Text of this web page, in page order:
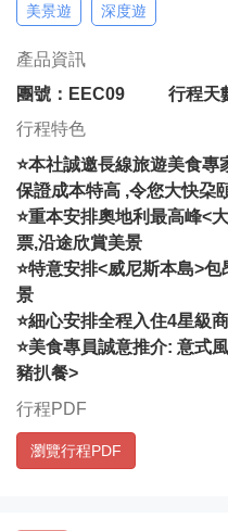
美景遊 深度遊
產品資訊
團號：EEC09
行程天
行程特色
⭐本社誠邀長線旅遊美食
保證成本特高 ,令您大快朶
⭐重本安排奧地利最高峰<
票,沿途欣賞美景
⭐特意安排<威尼斯本島>
景
⭐細心安排全程入住4星級
⭐美食專員誠意推介: 意式
豬扒餐>
行程PDF
瀏覽行程PDF